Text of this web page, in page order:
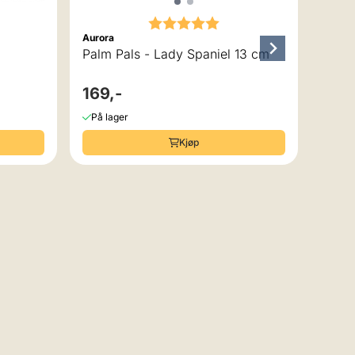
Karakter:
Aurora
Palm Pals - Lady Spaniel 13 cm
169,-
På lager
Kjøp